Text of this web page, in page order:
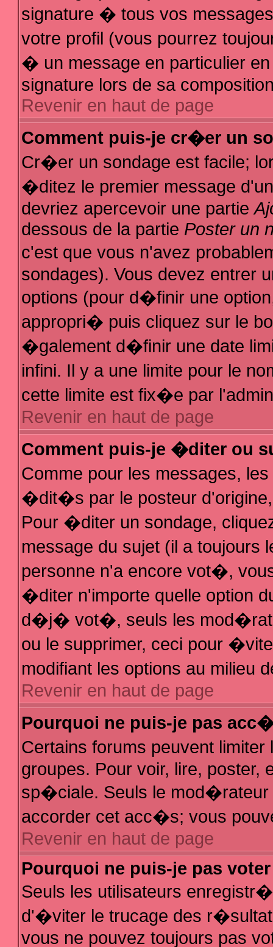
signature � tous vos
votre profil (vous pourrez
� un message en particulier
signature lors de sa
Revenir en haut de page
Comment puis-je cr�er un
Cr�er un sondage est facile;
�ditez le premier message
devriez apercevoir une partie
dessous de la partie Poster un
c'est que vous n'avez
sondages). Vous devez entrer
options (pour d�finir une
appropri� puis cliquez sur le
�galement d�finir une date
infini. Il y a une limite pour le
cette limite est fix�e par
Revenir en haut de page
Comment puis-je �diter ou
Comme pour les messages,
�dit�s par le posteur
Pour �diter un sondage,
message du sujet (il a
personne n'a encore vot�,
�diter n'importe quelle option
d�j� vot�, seuls les
ou le supprimer, ceci pour
modifiant les options au milieu
Revenir en haut de page
Pourquoi ne puis-je pas
Certains forums peuvent
groupes. Pour voir, lire, poster,
sp�ciale. Seuls le mod�rateur
accorder cet acc�s; vous
Revenir en haut de page
Pourquoi ne puis-je pas
Seuls les utilisateurs
d'�viter le trucage des
vous ne pouvez toujours pas